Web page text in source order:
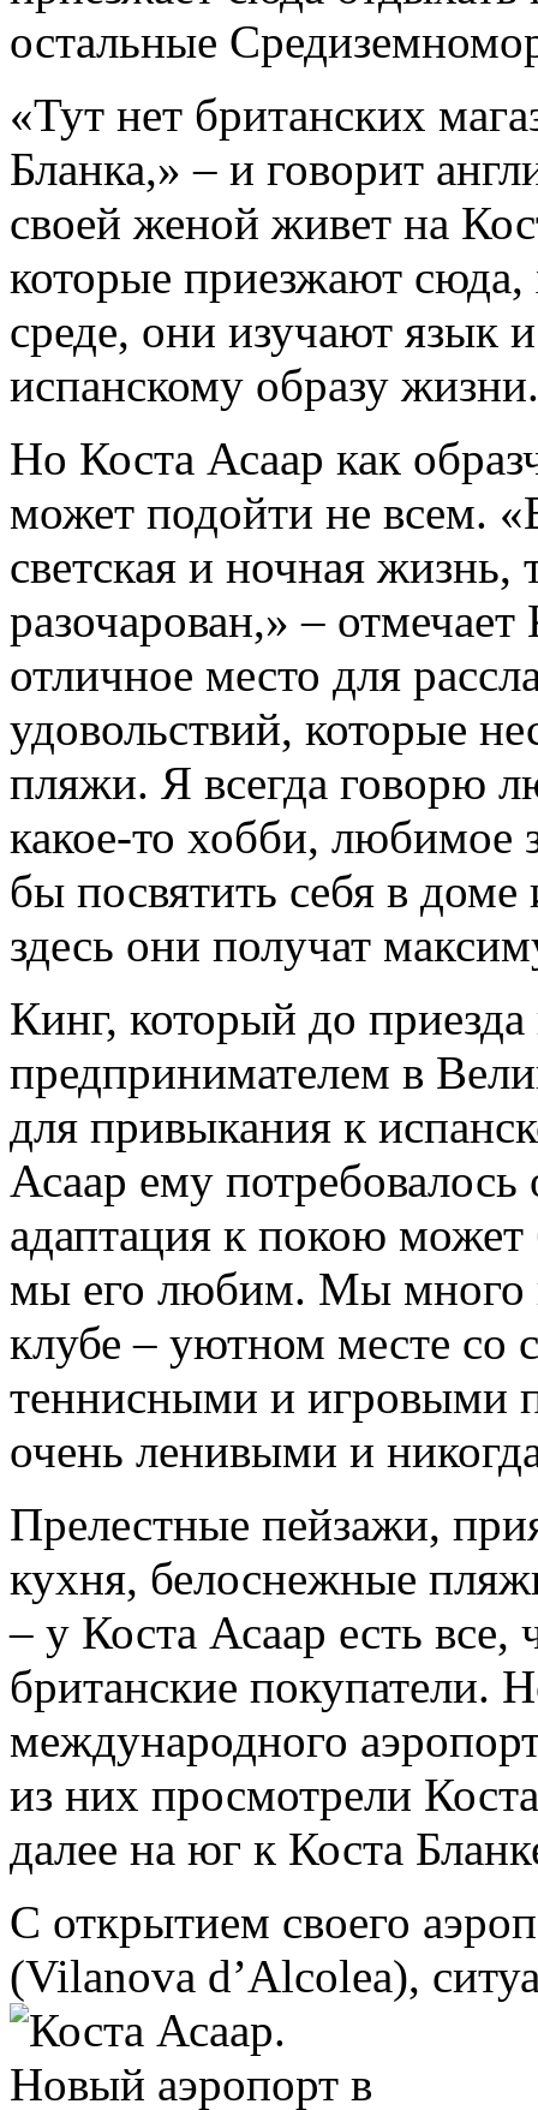
остальные
«Тут нет британских
Бланка,» – и говорит
своей женой живет на
которые приезжают сюда,
среде, они изучают язык
испанскому образу
Но Коста Асаар как
может подойти не всем.
светская и ночная жизнь,
разочарован,» –
отличное место для
удовольствий, которые
пляжи. Я всегда говорю
какое-то хобби, любимое
бы посвятить себя в
здесь они получат
Кинг, который до
предпринимателем в
для привыкания к
Асаар ему потребовалось
адаптация к покою
мы его любим. Мы много
клубе – уютном месте со
теннисными и игровыми
очень ленивыми и
Прелестные пейзажи,
кухня, белоснежные
– у Коста Асаар есть
британские покупатели.
международного
из них просмотрели
далее на юг к Коста
С открытием своего
(Vilanova d’Alcolea),